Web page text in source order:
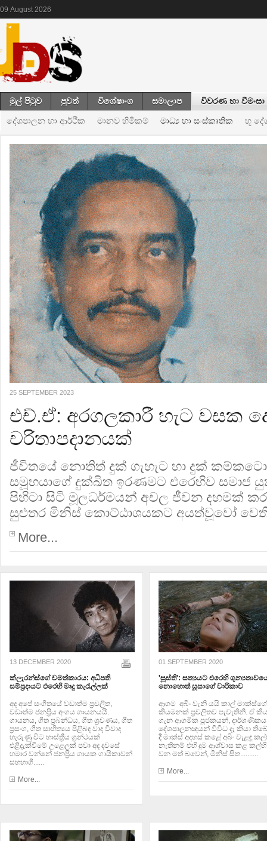
09 August 2026
මුල් පිටුව පුවත් විශේෂාංග සමාලාප විවරණ හා වීමංසා
දේශපාලන හා ආර්ථික මානව හිමිකම් මාධ්‍ය හා සංස්කෘතික භූ
25 SEPTEMBER 2023
එච්.ඒ: අරගලකාරී හැට වසක
චරිතාපදානයක්
ජීවිතයේ නොතිත් දුක් ගැහැට හා දුක්
සමූහයාගේ දුක්ඛිත ඉරණමට එරෙහිව සමාජ
පිහිටා සිටි මූලධර්මයන් අචල ජීවන දහමක්
සුළුතර මිනිස් කොට්ඨාශයකට අයත්වූවෝ
More...
13 DECEMBER 2020
ක්ලැරන්ස්ගේ චමත්කාරය: අධිපති
සම්ප්‍රදායට එරෙහි මෘදු කැරැල්ලක්
අද අපේ සංගීතයේ වඩාත්ම ප්‍රචලිත,
වඩාත්ම ජනප්‍රිය අංගය ගායනයයි.
ගායනය, ගීත ප්‍රබන්ධය, ගීත ශ්‍රවණය, ගීත
ප්‍රසංග, ගීත සාහිත්‍යය පිළිබඳ වාද විවාද
හැරුණු විට හාස්ත්‍රීය ග්‍රන්ථයක්
එළිදැක්වීමේ උළෙලක් පවා අද දවසේ
හමාර වන්නේ ජනප්‍රිය ගායක ගායිකාවන්
සහභාගී......
More...
01 SEPTEMBER 2020
'සූස්ති': සත්‍යයට එරෙහි
නොහොත් සූසාගේ චාරිකාව
ආගම අබිං වැනි යයි කාල් මාක්ස්ගේ
කියමනක් ප්‍රචලිතව පැවැතිනි. ඒ
ගැන ආගමික පූජකයන්,
දේශපාලනඥයන් විවිධ දෑ කියා
දී මාක්ස් අදහස් කළේ අබිං වැළඳූ
නැතිනම් එහි දුම ආශ්වාස කළ
වන මත් බවෙන්, මිනිස් සිත..........
More...